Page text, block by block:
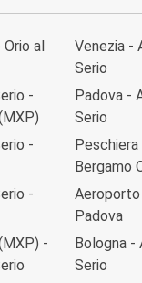
al
-
-
-
-
Venezia -
Serio
Padova -
Serio
Bergamo
Aeroporto
Padova
Bologna -
Serio